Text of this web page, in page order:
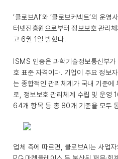
‘클로브AI’와 ‘클로브커넥트’의 운
터넷진흥원으로부터 정보보호 관리
고 6월 1일 밝혔다.
ISMS 인증은 과학기술정보통신부
호 표준 자격이다. 기업이 주요 정보
는 종합적인 관리체계가 국내 기준에
로, 정보보호 관리체계 수립 및 운영
64개 항목 등 총 80개 기준을 모두
업체 측에 따르면, 클로브AI는 사업